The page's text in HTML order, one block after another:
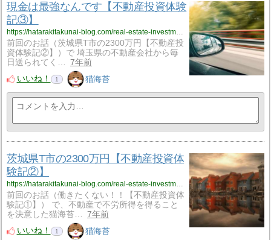
現金は最強なんです【不動産投資体験
記③】
https://hatarakitakunai-blog.com/real-estate-investment-exp-03/
前回のお話（茨城県T市の2300万円【不動産投
資体験記②】）で 埼玉県の不動産会社から毎
日送られてく…
7年前
いいね！
1 猫海苔
茨城県T市の2300万円【不動産投資体
験記②】
https://hatarakitakunai-blog.com/real-estate-investment-exp-02/
前回のお話（働きたくない！！【不動産投資体
験記①】） で、不動産で不労所得を得ること
を決意した猫海苔…
7年前
いいね！
1 猫海苔